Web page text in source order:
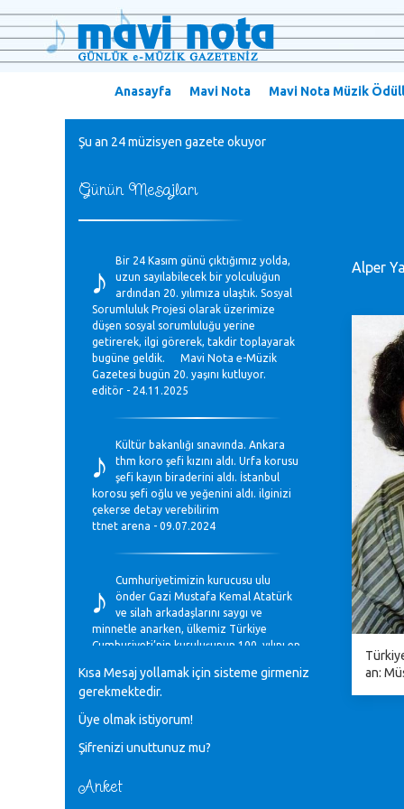
Anasayfa Mavi Nota Mavi Nota Müzik
Şu an 24 müzisyen gazete okuyor
Günün Mesajları
♪
Bir 24 Kasım günü çıktığımız yolda,
uzun sayılabilecek bir yolculuğun
ardından 20. yılımıza ulaştık. Sosyal
Sorumluluk Projesi olarak üzerimize
düşen sosyal sorumluluğu yerine
getirerek, ilgi görerek, takdir toplayarak
bugüne geldik. Mavi Nota e-Müzik
Gazetesi bugün 20. yaşını kutluyor.
editör - 24.11.2025
♪
Kültür bakanlığı sınavında. Ankara
thm koro şefi kızını aldı. Urfa korusu
şefi kayın biraderini aldı. İstanbul
korosu şefi oğlu ve yeğenini aldı. ilginizi
çekerse detay verebilirim
ttnet arena - 09.07.2024
♪
Cumhuriyetimizin kurucusu ulu
önder Gazi Mustafa Kemal Atatürk
ve silah arkadaşlarını saygı ve
minnetle anarken, ülkemiz Türkiye
Cumhuriyeti’nin kuruluşunun 100. yılını en
Mavi Nota - 28.10.2023
♪
Müzik Bölümlerinin Eğitim
Gülşah Sargın Kaptaş - 28.10.2023
Kısa Mesaj yollamak için sisteme girmeniz
gerekmektedir.
Üye olmak istiyorum!
Şifrenizi unuttunuz mu?
Anket
Alper
an: